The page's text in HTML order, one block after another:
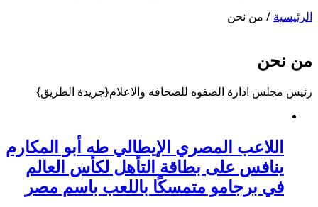
الرئيسية / من نحن
من نحن
رئيس مجلس ادارة الصفوه للصحافه والاعلام{جريدة الطريق}
اللاعب المصري الإيطالي طه أبو المكارم
ينافس على بطاقة التأهل لكأس العالم
في برجامو متمسكًا باللعب باسم مصر